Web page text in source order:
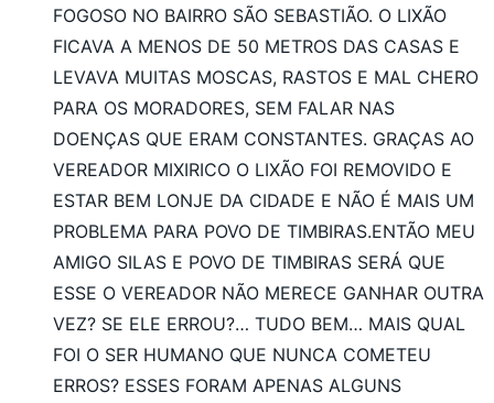
FOGOSO NO BAIRRO SÃO SEBASTIÃO. O LIXÃO
FICAVA A MENOS DE 50 METROS DAS CASAS E
LEVAVA MUITAS MOSCAS, RASTOS E MAL CHERO
PARA OS MORADORES, SEM FALAR NAS
DOENÇAS QUE ERAM CONSTANTES. GRAÇAS AO
VEREADOR MIXIRICO O LIXÃO FOI REMOVIDO E
ESTAR BEM LONJE DA CIDADE E NÃO É MAIS UM
PROBLEMA PARA POVO DE TIMBIRAS.ENTÃO MEU
AMIGO SILAS E POVO DE TIMBIRAS SERÁ QUE
ESSE O VEREADOR NÃO MERECE GANHAR OUTRA
VEZ? SE ELE ERROU?… TUDO BEM… MAIS QUAL
FOI O SER HUMANO QUE NUNCA COMETEU
ERROS? ESSES FORAM APENAS ALGUNS